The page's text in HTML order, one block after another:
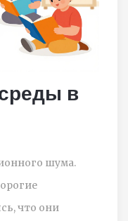
в
шума.
что они